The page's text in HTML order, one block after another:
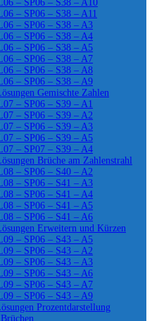
– SP06 – S38 – A10
– SP06 – S38 – A11
– SP06 – S38 – A3
– SP06 – S38 – A4
– SP06 – S38 – A5
– SP06 – S38 – A7
– SP06 – S38 – A8
– SP06 – S38 – A9
Gemischte Zahlen
– SP06 – S39 – A1
– SP06 – S39 – A2
– SP06 – S39 – A3
– SP06 – S39 – A5
– SP07 – S39 – A4
Brüche am Zahlenstrahl
– SP06 – S40 – A2
– SP06 – S41 – A3
– SP06 – S41 – A4
– SP06 – S41 – A5
– SP06 – S41 – A6
Erweitern und Kürzen
– SP06 – S43 – A5
– SP06 – S43 – A2
– SP06 – S43 – A3
– SP06 – S43 – A6
– SP06 – S43 – A7
– SP06 – S43 – A9
Prozentdarstellung